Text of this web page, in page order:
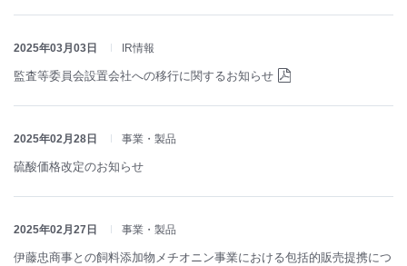
2025年03月03日 IR情報
監査等委員会設置会社への移行に関するお知らせ
2025年02月28日 事業・製品
硫酸価格改定のお知らせ
2025年02月27日 事業・製品
伊藤忠商事との飼料添加物メチオニン事業における包括的販売提携につ